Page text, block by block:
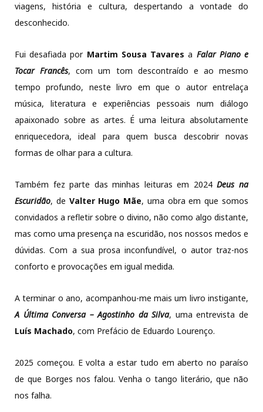
viagens, história e cultura, despertando a vontade do
desconhecido.
Fui desafiada por Martim Sousa Tavares a Falar Piano e
Tocar Francês, com um tom descontraído e ao mesmo
tempo profundo, neste livro em que o autor entrelaça
música, literatura e experiências pessoais num diálogo
apaixonado sobre as artes. É uma leitura absolutamente
enriquecedora, ideal para quem busca descobrir novas
formas de olhar para a cultura.
Também fez parte das minhas leituras em 2024Deus na
Escuridão, de Valter Hugo Mãe, uma obra em que somos
convidados a refletir sobre o divino, não como algo distante,
mas como uma presença na escuridão, nos nossos medos e
dúvidas. Com a sua prosa inconfundível, o autor traz-nos
conforto e provocações em igual medida.
A terminar o ano, acompanhou-me mais um livro instigante,
A Última Conversa – Agostinho da Silva, uma entrevista de
Luís Machado, com Prefácio de Eduardo Lourenço.
2025 começou. E volta a estar tudo em aberto no paraíso
de que Borges nos falou. Venha o tango literário, que não
nos falha.